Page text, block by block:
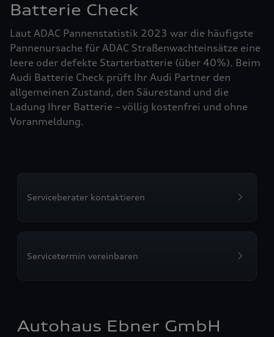
Batterie Check
Laut ADAC Pannenstatistik 2023 war die häufigste
Pannenursache für ADAC Straßenwachteinsätze eine
leere oder defekte Starterbatterie (über 40%). Beim
Audi Batterie Check prüft Ihr Audi Partner den
allgemeinen Zustand, den Säurestand und die
Ladung Ihrer Batterie – völlig kostenfrei und ohne
Voranmeldung.
Serviceberater kontaktieren
Servicetermin vereinbaren
Autohaus Ebner GmbH